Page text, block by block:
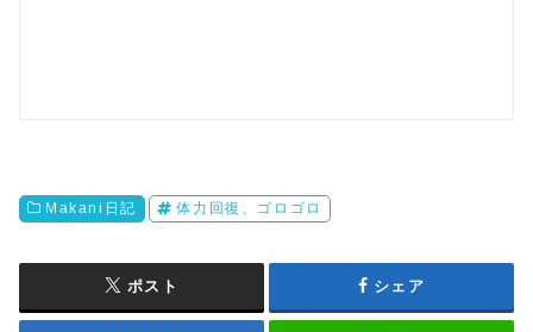
Makani日記 体力回復、ゴロゴロ
ポスト シェア